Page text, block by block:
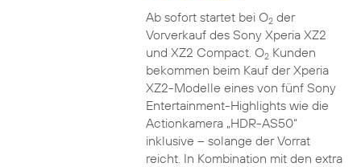
Ab sofort startet bei O2der
Vorverkauf des Sony Xperia XZ2
und XZ2 Compact. O2Kunden
bekommen beim Kauf der Xperia
XZ2-Modelle eines von fünf Sony
Entertainment-Highlights wie die
Actionkamera „HDR-AS50“
inklusive – solange der Vorrat
reicht. In Kombination mit den extra